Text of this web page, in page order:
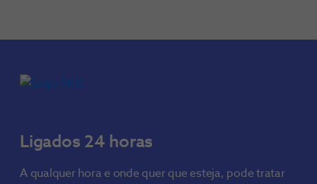
Ligados 24 horas
A qualquer hora e onde quer que esteja, pode tratar